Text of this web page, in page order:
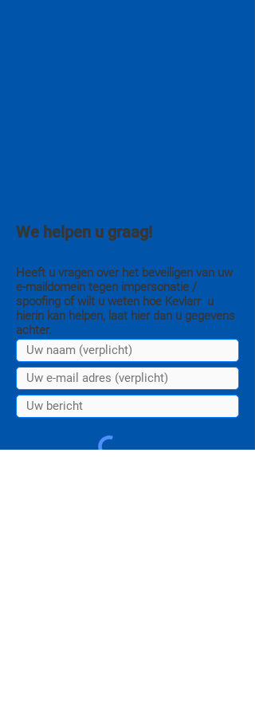
We helpen u graag!
Heeft u vragen over het beveiligen van uw
e-maildomein tegen impersonatie /
spoofing of wilt u weten hoe Kevlarr u
hierin kan helpen, laat hier dan u gegevens
achter.